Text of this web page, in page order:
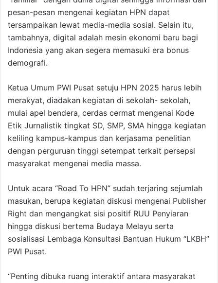
pesan-pesan mengenai kegiatan HPN dapat
tersampaikan lewat media-media sosial. Selain itu,
tambahnya, digital adalah mesin ekonomi baru bagi
Indonesia yang akan segera memasuki era bonus
demografi.
Ketua Umum PWI Pusat setuju HPN 2025 harus lebih
merakyat, diadakan kegiatan di sekolah- sekolah,
mulai apel bendera, cerdas cermat mengenai Kode
Etik Jurnalistik tingkat SD, SMP, SMA hingga kegiatan
keliling kampus-kampus dan kerjasama penelitian
dengan perguruan tinggi setempat terkait persepsi
masyarakat mengenai media massa.
Untuk acara “Road To HPN” sudah terjaring sejumlah
masukan, berupa kegiatan diskusi mengenai Publisher
Right dan mengangkat sisi positif RUU Penyiaran
hingga diskusi bertema Budaya Melayu serta
sosialisasi Lembaga Konsultasi Bantuan Hukum “LKBH”
PWI Pusat.
“Penting dibuka ruang interaktif antara masyarakat